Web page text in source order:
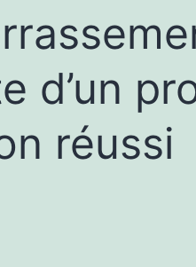
d’un
réussi